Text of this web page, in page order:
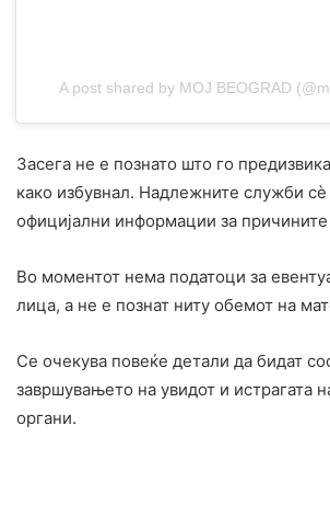
A post shared by MOJ BEOGRAD
Засега не е познато што го
како избувнал. Надлежните служби сè
официјални информации за причините
Во моментот нема податоци за
лица, а не е познат ниту обемот на
Се очекува повеќе детали да бидат
завршувањето на увидот и истрагата
органи.